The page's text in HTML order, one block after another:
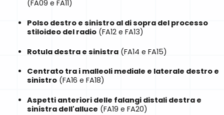
(FA09 e FA11)
Polso destro e sinistro al di sopra del processo
stiloideo del radio(FA12 e FA13)
Rotula destra e sinistra(FA14 e FA15)
Centrato tra i malleoli mediale e laterale destro e
sinistro(FA16 e FA18)
Aspetti anteriori delle falangi distali destra e
sinistra dell'alluce (FA19 e FA20)